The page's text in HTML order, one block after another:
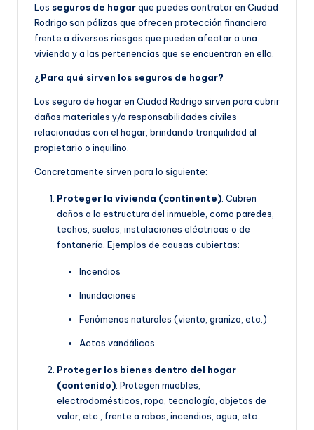
Los seguros de hogarque puedes contratar en Ciudad
Rodrigo son pólizas que ofrecen protección financiera
frente a diversos riesgos que pueden afectar a una
vivienda y a las pertenencias que se encuentran en ella.
¿Para qué sirven los seguros de hogar?
Los seguro de hogar en Ciudad Rodrigo sirven para cubrir
daños materiales y/o responsabilidades civiles
relacionadas con el hogar, brindando tranquilidad al
propietario o inquilino.
Concretamente sirven para lo siguiente:
Proteger la vivienda (continente): Cubren
daños a la estructura del inmueble, como paredes,
techos, suelos, instalaciones eléctricas o de
fontanería. Ejemplos de causas cubiertas:
Incendios
Inundaciones
Fenómenos naturales (viento, granizo, etc.)
Actos vandálicos
Proteger los bienes dentro del hogar
(contenido): Protegen muebles,
electrodomésticos, ropa, tecnología, objetos de
valor, etc., frente a robos, incendios, agua, etc.